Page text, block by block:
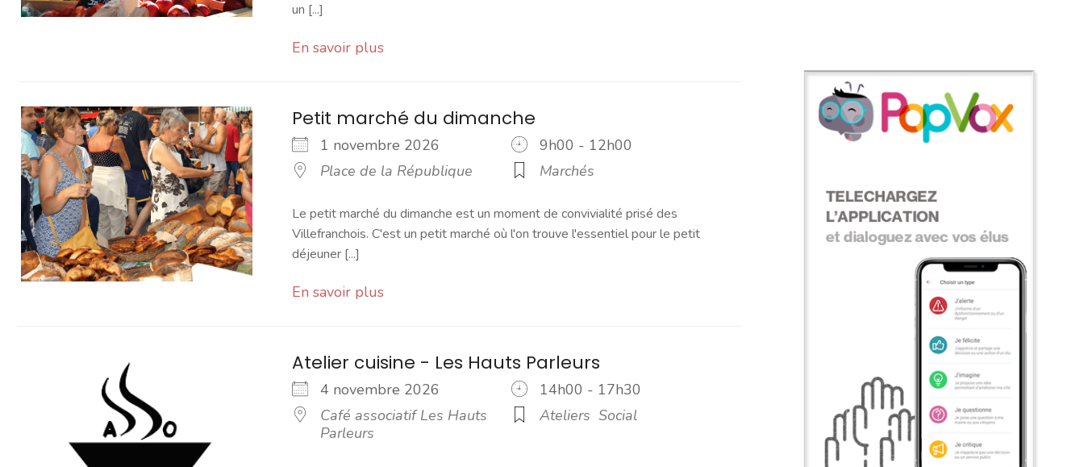
un [...]
En savoir plus
Petit marché du dimanche
1 novembre 2026
9h00 - 12h00
Place de la République
Marchés
Le petit marché du dimanche est un moment de convivialité prisé des
Villefranchois. C'est un petit marché où l'on trouve l'essentiel pour le petit
déjeuner [...]
En savoir plus
Atelier cuisine - Les Hauts Parleurs
4 novembre 2026
14h00 - 17h30
Café associatif Les Hauts
Parleurs
Ateliers Social